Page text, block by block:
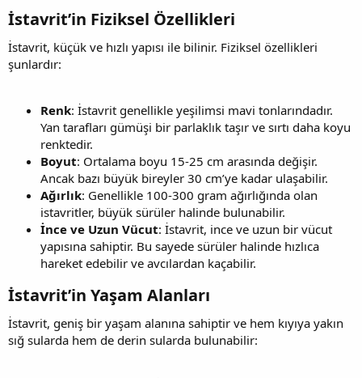
İstavrit’in Fiziksel Özellikleri​
İstavrit, küçük ve hızlı yapısı ile bilinir. Fiziksel özellikleri
şunlardır:
Renk: İstavrit genellikle yeşilimsi mavi tonlarındadır.
Yan tarafları gümüşi bir parlaklık taşır ve sırtı daha koyu
renktedir.
Boyut: Ortalama boyu 15-25 cm arasında değişir.
Ancak bazı büyük bireyler 30 cm’ye kadar ulaşabilir.
Ağırlık: Genellikle 100-300 gram ağırlığında olan
istavritler, büyük sürüler halinde bulunabilir.
İnce ve Uzun Vücut: İstavrit, ince ve uzun bir vücut
yapısına sahiptir. Bu sayede sürüler halinde hızlıca
hareket edebilir ve avcılardan kaçabilir.
İstavrit’in Yaşam Alanları​
İstavrit, geniş bir yaşam alanına sahiptir ve hem kıyıya yakın
sığ sularda hem de derin sularda bulunabilir: